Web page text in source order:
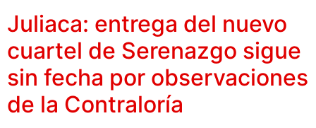
Juliaca: entrega del nuevo
cuartel de Serenazgo sigue
sin fecha por observaciones
de la Contraloría